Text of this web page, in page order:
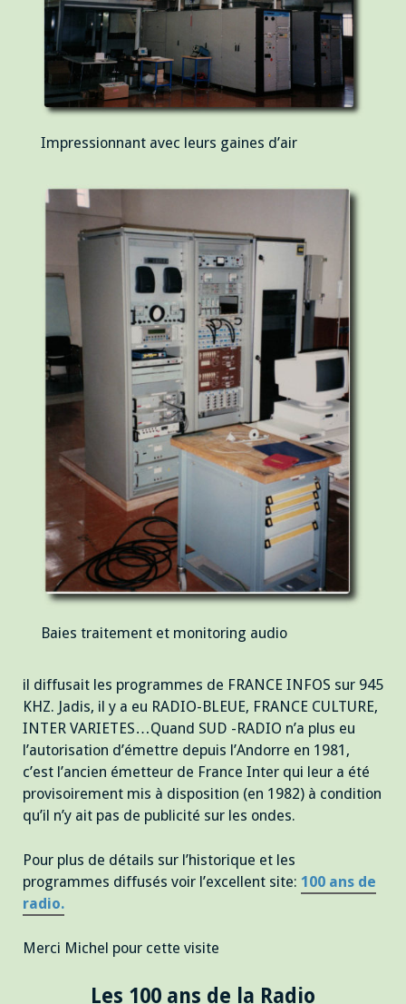
Impressionnant avec leurs gaines d’air
Baies traitement et monitoring audio
il diffusait les programmes de FRANCE INFOS sur 945
KHZ. Jadis, il y a eu RADIO-BLEUE, FRANCE CULTURE,
INTER VARIETES…Quand SUD -RADIO n’a plus eu
l’autorisation d’émettre depuis l’Andorre en 1981,
c’est l’ancien émetteur de France Inter qui leur a été
provisoirement mis à disposition (en 1982) à condition
qu’il n’y ait pas de publicité sur les ondes.
Pour plus de détails sur l’historique et les
programmes diffusés voir l’excellent site: 100 ans de
radio.
Merci Michel pour cette visite
Les 100 ans de la Radio